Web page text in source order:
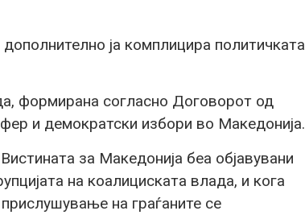
ја комплицира политичката
формирана согласно Договорот од
и демократски избори во Македонија.
за Македонија беа објавувани
на коалициската влада, и кога
на граѓаните се